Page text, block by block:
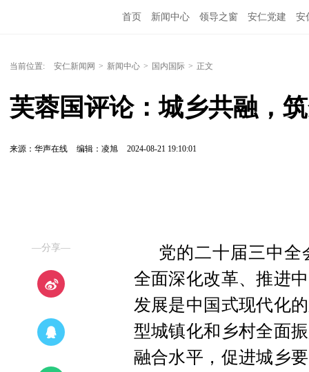
首页 新闻中心 领导之窗 安仁党建 安
当前位置: 安仁新闻网 > 新闻中心 > 国内国际 > 正文
芙蓉国评论：城乡共融，
来源：华声在线 编辑：凌旭 2024-08-21 19:10:01
—分享—
党的二十届三中
全面深化改革、推进
发展是中国式现代化
型城镇化和乡村全面
融合水平，促进城乡